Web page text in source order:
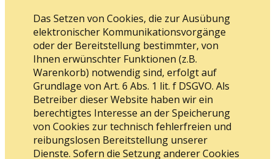
Das Setzen von Cookies, die zur Ausübung
elektronischer Kommunikationsvorgänge
oder der Bereitstellung bestimmter, von
Ihnen erwünschter Funktionen (z.B.
Warenkorb) notwendig sind, erfolgt auf
Grundlage von Art. 6 Abs. 1 lit. f DSGVO. Als
Betreiber dieser Website haben wir ein
berechtigtes Interesse an der Speicherung
von Cookies zur technisch fehlerfreien und
reibungslosen Bereitstellung unserer
Dienste. Sofern die Setzung anderer Cookies